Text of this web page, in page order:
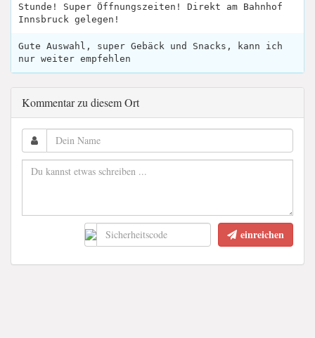
Stunde! Super Öffnungszeiten! Direkt am Bahnhof
Innsbruck gelegen!
Gute Auswahl, super Gebäck und Snacks, kann ich
nur weiter empfehlen
Kommentar zu diesem Ort
einreichen